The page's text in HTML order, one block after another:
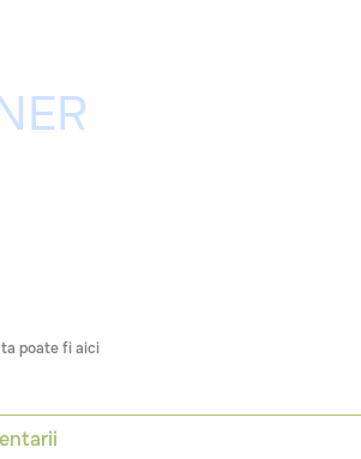
poate fi aici